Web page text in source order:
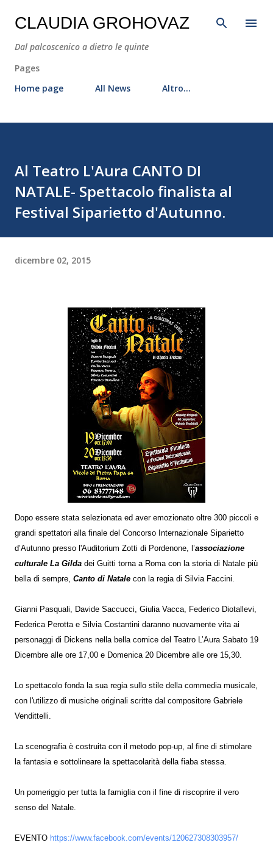
Passa ai contenuti principali
CLAUDIA GROHOVAZ
Dal palcoscenico a dietro le quinte
Pages
Home page
All News Altro…
Al Teatro L'Aura CANTO DI
NATALE- Spettacolo finalista al
Festival Siparietto d'Autunno.
dicembre 02, 2015
Dopo essere stata selezionata ed aver emozionato oltre 300 piccoli e
grandi spettatori alla finale del Concorso Internazionale Siparietto
d’Autunno presso l'Auditorium Zotti di Pordenone, l’associazione
culturale La Gilda dei Guitti torna a Roma con la storia di Natale più
bella di sempre, Canto di Natale con la regia di Silvia Faccini.
Gianni Pasquali, Davide Saccucci, Giulia Vacca, Federico Diotallevi,
Federica Perotta e Silvia Costantini daranno nuovamente vita ai
personaggi di Dickens nella bella cornice del Teatro L’Aura Sabato 19
Dicembre alle ore 17,00 e Domenica 20 Dicembre alle ore 15,30.
Lo spettacolo fonda la sua regia sullo stile della commedia musicale,
con l'utilizzo di musiche originali scritte dal compositore Gabriele
Vendittelli.
La scenografia è costruita con il metodo pop-up, al fine di stimolare
la fantasia e sottolineare la spettacolarità della fiaba stessa.
Un pomeriggio per tutta la famiglia con il fine di riscoprire il vero
senso del Natale.
EVENTO https://www.facebook.com/events/120627308303957/